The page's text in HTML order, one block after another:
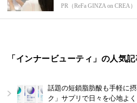
PR（ReFa GINZA on CREA）
「インナービューティ」の人気
話題の短鎖脂肪酸も手軽に
ク」サプリで日々を心地よく